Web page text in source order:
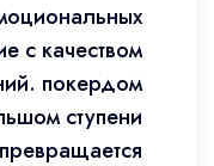
с качеством
покердом
ступени